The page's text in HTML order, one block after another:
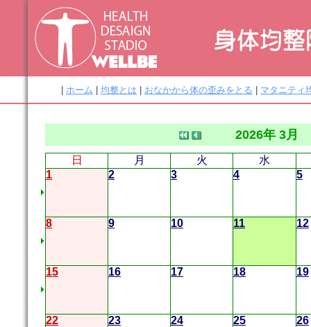
ホーム 均整とは おなかから体の歪みをとる マタニティ
2026年 3月
日 月 火
水
1
2 3 4 5
8 9 10 11 12
15 16 17 18 19
22 23 24 25 26